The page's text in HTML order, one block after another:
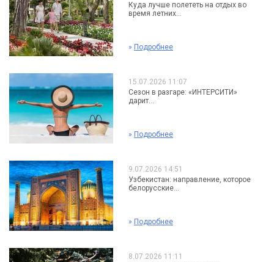
Куда лучше полететь на отдых во
время летних...
» Подробнее
15.07.2026 11:07
Сезон в разгаре: «ИНТЕРСИТИ»
дарит...
» Подробнее
9.07.2026 14:51
Узбекистан: направление, которое
белорусские...
» Подробнее
8.07.2026 11:11